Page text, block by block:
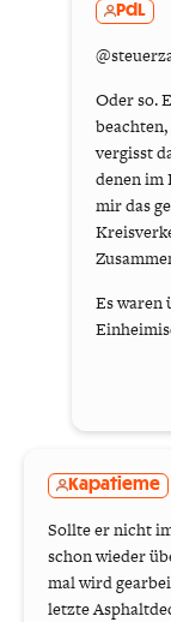
PdL
Oder so.
vergisst
denen im
mir das
Es waren
Kapatieme
Sollte er nicht
schon wieder
mal wird
letzte